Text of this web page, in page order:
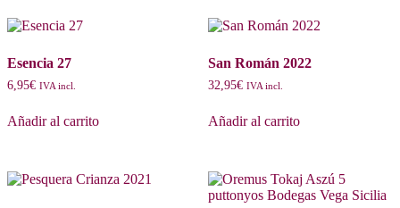
Esencia 27
6,95€ IVA incl.
Añadir al carrito
San Román 2022
32,95€ IVA incl.
Añadir al carrito